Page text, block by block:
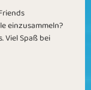
einzusammeln?
Viel Spaß bei